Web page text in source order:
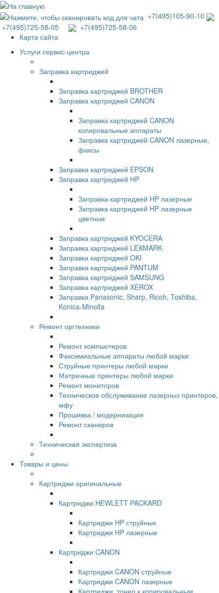
+7(495)105-90-10
+7(495)725-58-05
+7(495)725-58-06
Карта сайта
Услуги сервис-центра
Заправка картриджей
Заправка картриджей BROTHER
Заправка картриджей CANON
Заправка картриджей CANON
копировальные аппараты
Заправка картриджей CANON лазерные,
факсы
Заправка картриджей EPSON
Заправка картриджей HP
Заправка картриджей HP лазерные
Заправка картриджей HP лазерные
цветные
Заправка картриджей KYOCERA
Заправка картриджей LEXMARK
Заправка картриджей OKI
Заправка картриджей PANTUM
Заправка картриджей SAMSUNG
Заправка картриджей XEROX
Заправка Panasonic, Sharp, Ricoh, Toshiba,
Konica-Minolta
Ремонт оргтехники
Ремонт компьютеров
Факсимиальные аппараты любой марки
Струйные принтеры любой марки
Матричные принтеры любой марки
Ремонт мониторов
Техническое обслуживание лазерных принтеров,
мфу
Прошивка / модернизация
Ремонт сканеров
Техническая экспертиза
Товары и цены
Картриджи оригинальные
Картриджи HEWLETT PACKARD
Картриджи HP струйные
Картриджи HP лазерные
Картриджи CANON
Картриджи CANON струйные
Картриджи CANON лазерные
Картриджи, тонер к копировальным